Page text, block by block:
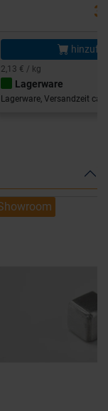
2,13 € / kg
Lagerware
Lagerware, Versandzeit ca.